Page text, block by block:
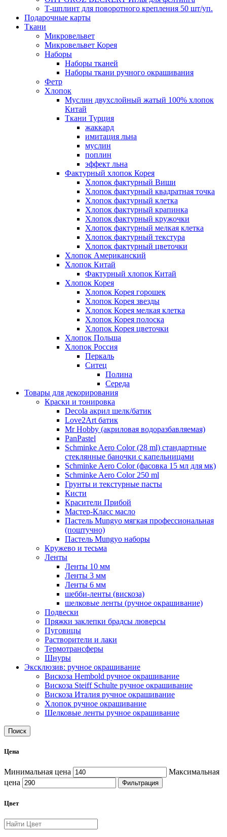
Т-шплинт для поворотного крепления 50 шт/уп.
Подарочные карты
Ткани
Микровельвет
Микровельвет Корея
Наборы
Наборы тканей
Наборы ткани ручного окрашивания
Фетр
Хлопок
Муслин двухслойный жатый 100% хлопок
Китай
Ткани Турция
жаккард
имитация льна
муслин
поплин
эффект льна
Фактурный хлопок Корея
Хлопок фактурный Виши
Хлопок фактурный квадратная точка
Хлопок фактурный клетка
Хлопок фактурный крапинка
Хлопок фактурный кружочки
Хлопок фактурный мелкая клетка
Хлопок фактурный текстура
Хлопок фактурный цветочки
Хлопок Американский
Хлопок Китай
Фактурный хлопок Китай
Хлопок Корея
Хлопок Корея горошек
Хлопок Корея звезды
Хлопок Корея мелкая клетка
Хлопок Корея полоска
Хлопок Корея цветочки
Хлопок Польша
Хлопок Россия
Перкаль
Ситец
Полина
Середа
Товары для декорирования
Краски и тонировка
Decola акрил шелк/батик
Love2Art батик
Mr Hobby (акриловая водоразбавляемая)
PanPastel
Schminke Aero Color (28 ml) стандартные
стеклянные баночки с капельницами
Schminke Aero Color (фасовка 15 мл для мк)
Schminke Aero Color 250 ml
Грунты и текстурные пасты
Кисти
Красители Прибой
Мастер-Класс масло
Пастель Mungyo мягкая профессиональная
(поштучно)
Пастель Mungyo наборы
Кружево и тесьма
Ленты
Ленты 10 мм
Ленты 3 мм
Ленты 6 мм
шебби-ленты (вискоза)
шелковые ленты (ручное окрашивание)
Подвески
Пряжки заклепки брадсы люверсы
Пуговицы
Растворители и лаки
Термотрансферы
Шнуры
Эксклюзив: ручное окрашивание
Вискоза Hembold ручное окрашивание
Вискоза Steiff Schulte ручное окрашивание
Вискоза Италия ручное окрашивание
Хлопок ручное окрашивание
Шелковые ленты ручное окрашивание
Поиск
Цена
Минимальная цена
Максимальная
цена
Фильтрация
Цвет